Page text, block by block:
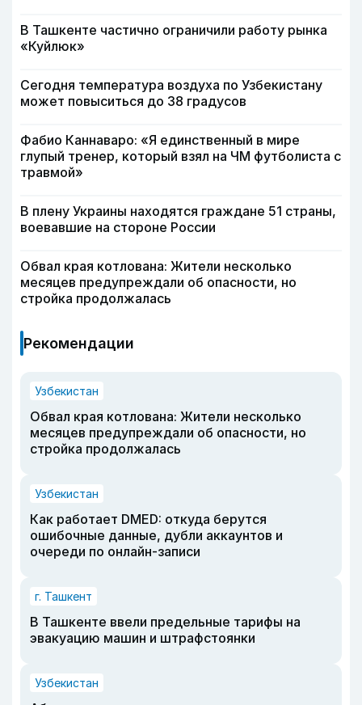
В Ташкенте частично ограничили работу рынка
«Куйлюк»
Сегодня температура воздуха по Узбекистану
может повыситься до 38 градусов
Фабио Каннаваро: «Я единственный в мире
глупый тренер, который взял на ЧМ футболиста с
травмой»
В плену Украины находятся граждане 51 страны,
воевавшие на стороне России
Обвал края котлована: Жители несколько
месяцев предупреждали об опасности, но
стройка продолжалась
Рекомендации
Узбекистан
Обвал края котлована: Жители несколько
месяцев предупреждали об опасности, но
стройка продолжалась
Узбекистан
Как работает DMED: откуда берутся
ошибочные данные, дубли аккаунтов и
очереди по онлайн-записи
г. Ташкент
В Ташкенте ввели предельные тарифы на
эвакуацию машин и штрафстоянки
Узбекистан